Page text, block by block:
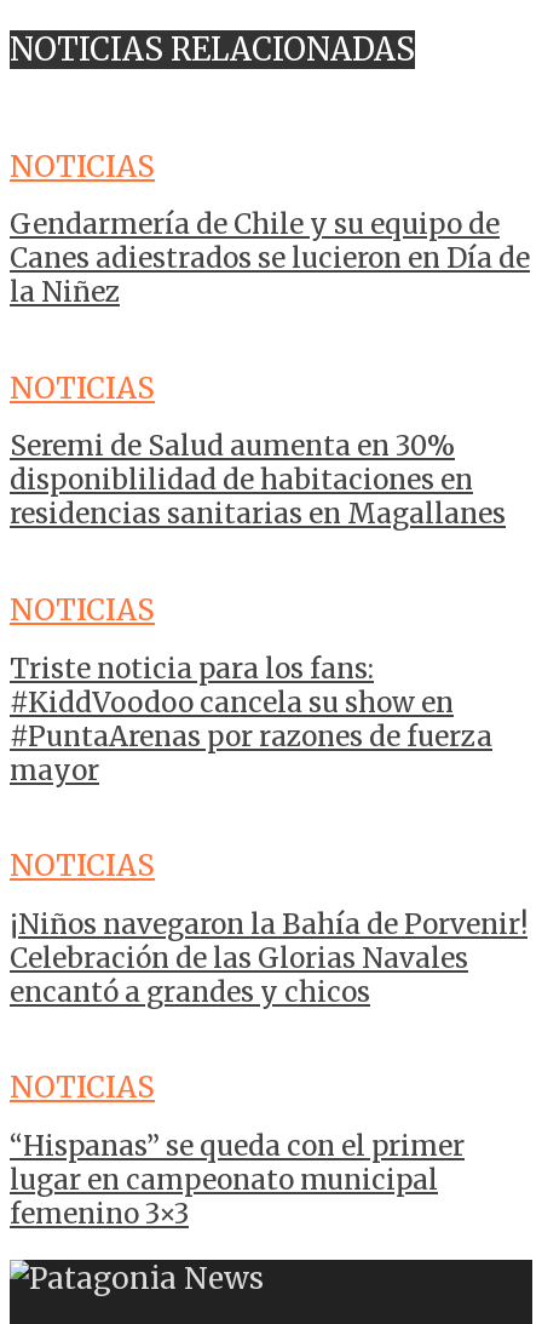
NOTICIAS RELACIONADAS
NOTICIAS
Gendarmería de Chile y su equipo de
Canes adiestrados se lucieron en Día de
la Niñez
NOTICIAS
Seremi de Salud aumenta en 30%
disponiblilidad de habitaciones en
residencias sanitarias en Magallanes
NOTICIAS
Triste noticia para los fans:
#KiddVoodoo cancela su show en
#PuntaArenas por razones de fuerza
mayor
NOTICIAS
¡Niños navegaron la Bahía de Porvenir!
Celebración de las Glorias Navales
encantó a grandes y chicos
NOTICIAS
“Hispanas” se queda con el primer
lugar en campeonato municipal
femenino 3×3